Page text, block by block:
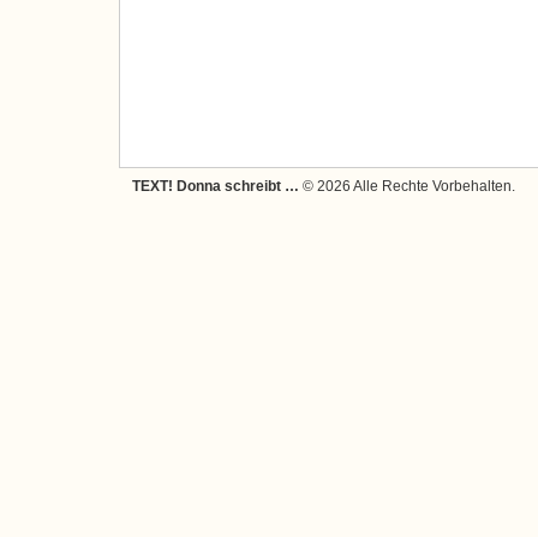
TEXT! Donna schreibt … © 2026 Alle Rechte Vorbehalten.